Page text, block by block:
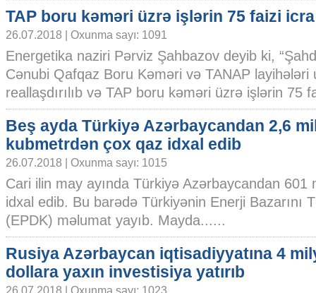
TAP boru kəməri üzrə işlərin 75 faizi
26.07.2018 | Oxunma sayı: 1091
Energetika naziri Pərviz Şahbazov deyib ki,
Cənubi Qafqaz Boru Kəməri və TANAP layihələri
reallaşdırılıb və TAP boru kəməri üzrə işlərin 75
Beş ayda Türkiyə Azərbaycandan 2,6
kubmetrdən çox qaz idxal edib
26.07.2018 | Oxunma sayı: 1015
Cari ilin may ayında Türkiyə Azərbaycandan
idxal edib. Bu barədə Türkiyənin Enerji Bazarını
(EPDK) məlumat yayıb. Mayda......
Rusiya Azərbaycan iqtisadiyyatına 4
dollara yaxın investisiya yatırıb
26.07.2018 | Oxunma sayı: 1023